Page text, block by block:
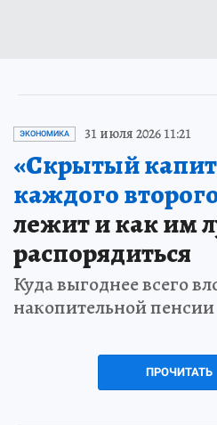
ЭКОНОМИКА 31 июля 2026 11:21
«Скрытый
каждого
лежит и как им
распорядиться
Куда выгоднее всего
накопительной пенсии
ПРОЧИТАТЬ